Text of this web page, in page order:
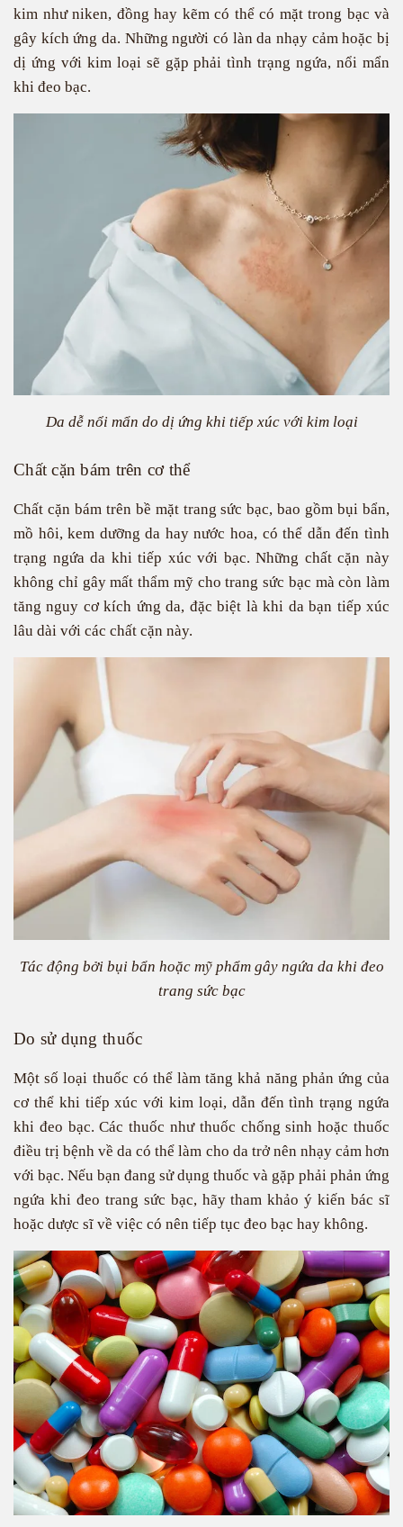
kim như niken, đồng hay kẽm có thể có mặt trong bạc và
gây kích ứng da. Những người có làn da nhạy cảm hoặc bị
dị ứng với kim loại sẽ gặp phải tình trạng ngứa, nổi mẩn
khi đeo bạc.
Da dễ nổi mẩn do dị ứng khi tiếp xúc với kim loại
Chất cặn bám trên cơ thể
Chất cặn bám trên bề mặt trang sức bạc, bao gồm bụi bẩn,
mồ hôi, kem dưỡng da hay nước hoa, có thể dẫn đến tình
trạng ngứa da khi tiếp xúc với bạc. Những chất cặn này
không chỉ gây mất thẩm mỹ cho trang sức bạc mà còn làm
tăng nguy cơ kích ứng da, đặc biệt là khi da bạn tiếp xúc
lâu dài với các chất cặn này.
Tác động bởi bụi bẩn hoặc mỹ phẩm gây ngứa da khi đeo
trang sức bạc
Do sử dụng thuốc
Một số loại thuốc có thể làm tăng khả năng phản ứng của
cơ thể khi tiếp xúc với kim loại, dẫn đến tình trạng ngứa
khi đeo bạc. Các thuốc như thuốc chống sinh hoặc thuốc
điều trị bệnh về da có thể làm cho da trở nên nhạy cảm hơn
với bạc. Nếu bạn đang sử dụng thuốc và gặp phải phản ứng
ngứa khi đeo trang sức bạc, hãy tham khảo ý kiến bác sĩ
hoặc dược sĩ về việc có nên tiếp tục đeo bạc hay không.